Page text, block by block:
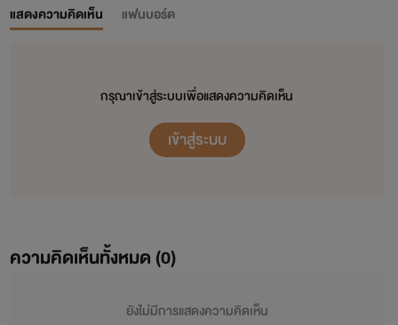
แสดงความคิดเห็น แฟนบอร์ด
กรุณาเข้าสู่ระบบเพื่อแสดงความคิดเห็น
เข้าสู่ระบบ
ความคิดเห็นทั้งหมด (0)
ยังไม่มีการแสดงความคิดเห็น